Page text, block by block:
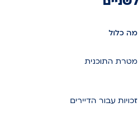
מה כלול
מטרת התוכנית
זכויות עבור הדיירים